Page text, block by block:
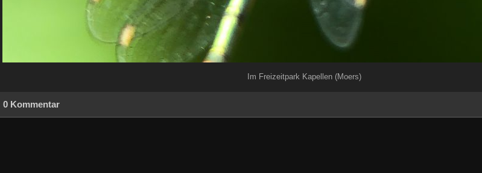
Im Freizeitpark Kapellen (Moers)
0 Kommentar